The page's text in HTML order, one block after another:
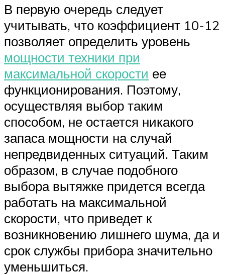
В первую очередь следует
учитывать, что коэффициент 10-12
позволяет определить уровень
мощности техники при
максимальной скорости ее
функционирования. Поэтому,
осуществляя выбор таким
способом, не остается никакого
запаса мощности на случай
непредвиденных ситуаций. Таким
образом, в случае подобного
выбора вытяжке придется всегда
работать на максимальной
скорости, что приведет к
возникновению лишнего шума, да и
срок службы прибора значительно
уменьшиться.